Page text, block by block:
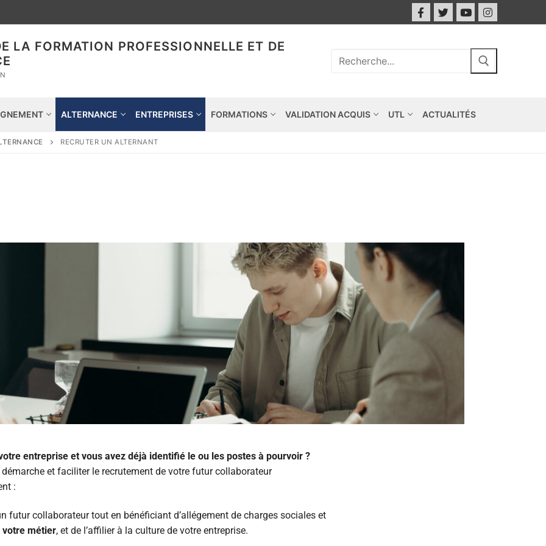
LA FORMATION PROFESSIONNELLE ET DE
ALTERNANCE ENTREPRISES FORMATIONS VALIDATION ACQUIS UTL ACTUALITÉS
qualité
références
– Alternance
– Formation Professionnelle
et équivalences
de l’entreprise
2026
la validation des acquis
Professionnels et Personnels (VAPP)
VAE – VAPP
l’Université du Temps Libre (UTL)
RECRUTER UN ALTERNANT
entreprise et vous avez déjà identifié le ou les postes à pourvoir ?
et faciliter le recrutement de votre futur collaborateur
:
futur collaborateur tout en bénéficiant d’allégement de charges sociales et
métier, et de l’affilier à la culture de votre entreprise.